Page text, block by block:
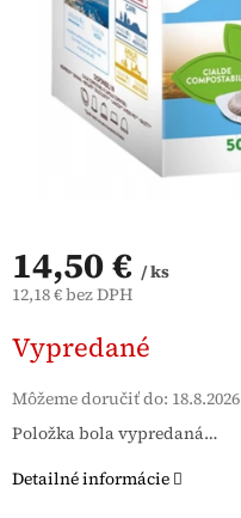
14,50 € / ks
12,18 € bez DPH
cena:
Vypredané
Môžeme doručiť do: 18.8.2026
Položka bola vypredaná…
Detailné informácie